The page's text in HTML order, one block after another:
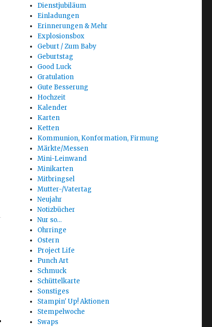
Dienstjubiläum
Einladungen
Erinnerungen & Mehr
Explosionsbox
Geburt / Zum Baby
Geburtstag
Good Luck
Gratulation
Gute Besserung
Hochzeit
Kalender
Karten
Ketten
Kommunion, Konformation, Firmung
Märkte/Messen
Mini-Leinwand
Minikarten
Mitbringsel
Mutter-/Vatertag
Neujahr
Notizbücher
Nur so…
Ohrringe
Ostern
Project Life
Punch Art
Schmuck
Schüttelkarte
Sonstiges
Stampin' Up! Aktionen
Stempelwoche
Swaps